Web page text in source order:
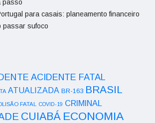
passo
para casais: planeamento financeiro
passar sufoco
ACIDENTE FATAL
ATUALIZADA BR-163 BRASIL
FATAL COVID-19 CRIMINAL
CUIABÁ ECONOMIA